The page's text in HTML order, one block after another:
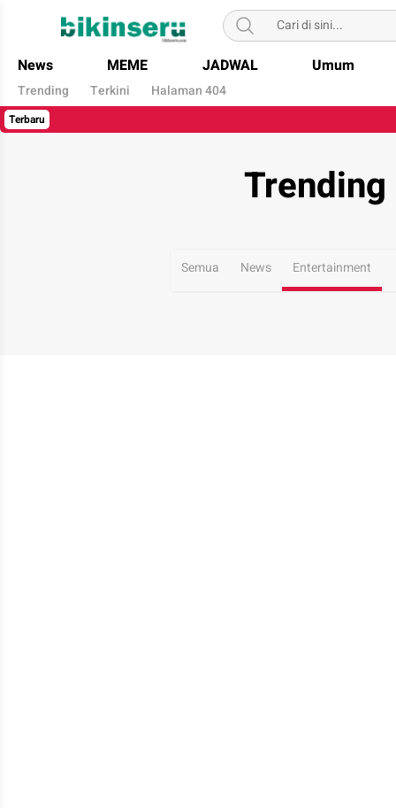
Bikin Seru
News MEME JADWAL Umum
Trending Terkini Halaman 404
Terbaru
Semua News Entertainment